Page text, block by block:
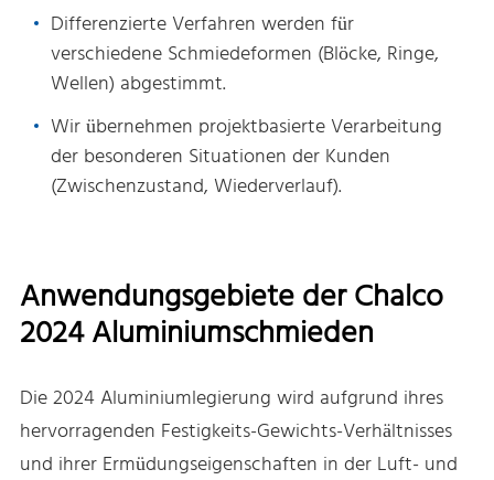
Differenzierte Verfahren werden für
verschiedene Schmiedeformen (Blöcke, Ringe,
Wellen) abgestimmt.
Wir übernehmen projektbasierte Verarbeitung
der besonderen Situationen der Kunden
(Zwischenzustand, Wiederverlauf).
Anwendungsgebiete der Chalco
2024 Aluminiumschmieden
Die 2024 Aluminiumlegierung wird aufgrund ihres
hervorragenden Festigkeits-Gewichts-Verhältnisses
und ihrer Ermüdungseigenschaften in der Luft- und